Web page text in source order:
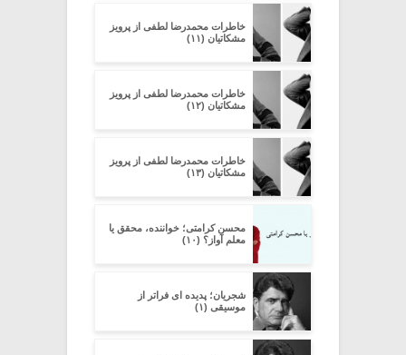
خاطرات محمدرضا لطفی از پرویز
مشکاتیان (۱۱)
خاطرات محمدرضا لطفی از پرویز
مشکاتیان (۱۲)
خاطرات محمدرضا لطفی از پرویز
مشکاتیان (۱۳)
محسن کرامتی؛ خواننده، محقق یا
معلم آواز؟ (۱۰)
شجریان؛ پدیده ای فراتر از
موسیقی (۱)